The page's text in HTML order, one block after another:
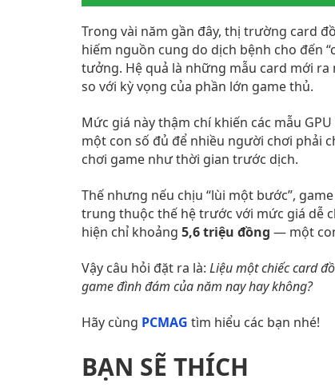
Trong vài năm gần đây, thị trường card
hiếm nguồn cung do dịch bệnh cho đến
tưởng. Hệ quả là những mẫu card mới
so với kỳ vọng của phần lớn game thủ.
Mức giá này thậm chí khiến các mẫu
một con số đủ để nhiều người chơi phải
chơi game như thời gian trước dịch.
Thế nhưng nếu chịu “lùi một bước”,
trung thuộc thế hệ trước với mức giá dễ
hiện chỉ khoảng 5,6 triệu đồng — một
Vậy câu hỏi đặt ra là: Liệu một chiếc card
game đình đám của năm nay hay không?
Hãy cùng PCMAG tìm hiểu các bạn nhé!
BẠN SẼ THÍCH